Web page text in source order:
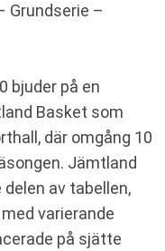
Grundserie –
bjuder på en
Basket som
där omgång 10
Jämtland
av tabellen,
varierande
på sjätte